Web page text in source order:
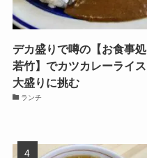
デカ盛りで噂の【お食事処
若竹】でカツカレーライス
大盛りに挑む
ランチ